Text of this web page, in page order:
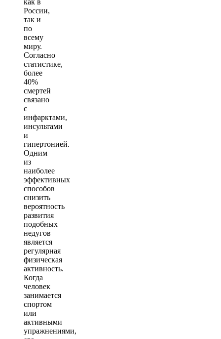
России,
так и
по
всему
миру.
Согласно
статистике,
более
40%
смертей
связано
с
инфарктами,
инсультами
и
гипертонией.
Одним
из
наиболее
эффективных
способов
снизить
вероятность
развития
подобных
недугов
является
регулярная
физическая
активность.
Когда
человек
занимается
спортом
или
активными
упражнениями,